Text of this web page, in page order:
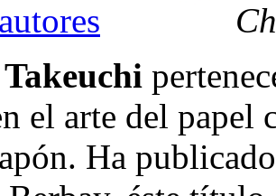
el arte del
Ha